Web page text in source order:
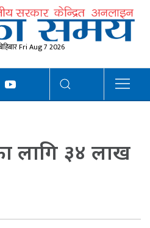
Fri Aug 7 2026
लागि ३४ लाख